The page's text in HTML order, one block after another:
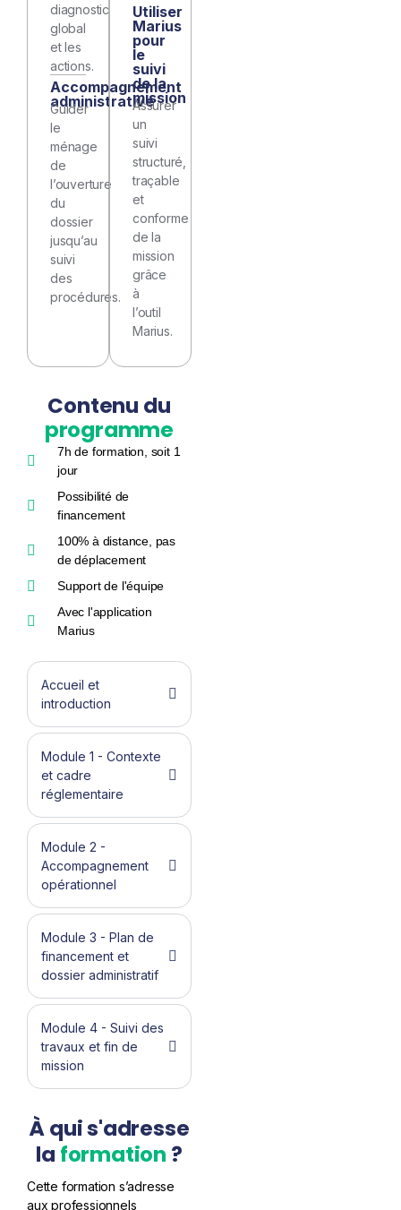
diagnostic
global
et les
actions.
Accompagnement
administrative
Guider
le
ménage
de
l’ouverture
du
dossier
jusqu’au
suivi
des
procédures.
Utiliser
Marius
pour
le
suivi
de la
mission
Assurer
un
suivi
structuré,
traçable
et
conforme
de la
mission
grâce
à
l’outil
Marius.
Contenu du
programme
7h de formation, soit 1
jour
Possibilité de
financement
100% à distance, pas
de déplacement
Support de l'équipe
Avec l'application
Marius
Accueil et
introduction
Module 1 - Contexte
et cadre
réglementaire
Module 2 -
Accompagnement
opérationnel
Module 3 - Plan de
financement et
dossier administratif
Module 4 - Suivi des
travaux et fin de
mission
À qui s'adresse
la formation ?
Cette formation s’adresse
aux professionnels